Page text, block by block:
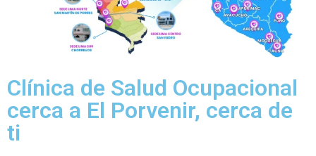
Clínica de Salud Ocupacional
cerca a El Porvenir, cerca de
ti